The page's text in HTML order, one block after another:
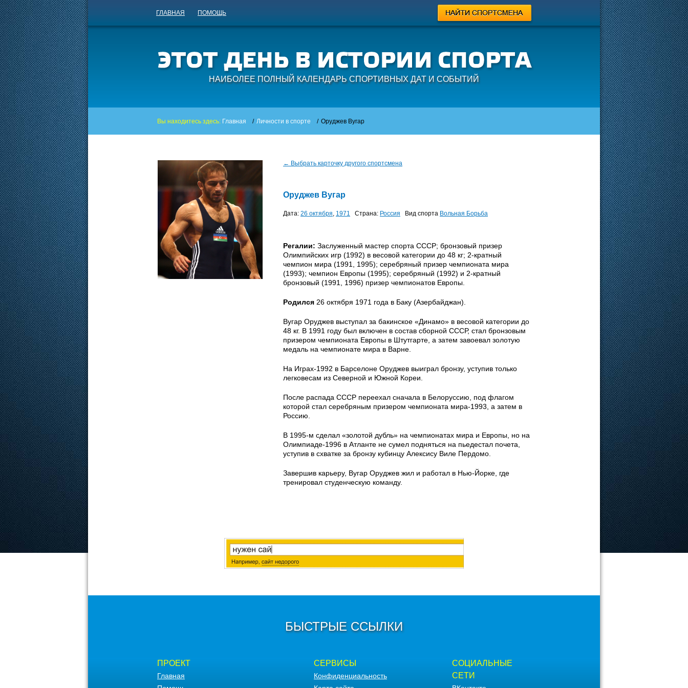
ГЛАВНАЯ ПОМОЩЬ
НАИБОЛЕЕ ПОЛНЫЙ КАЛЕНДАРЬ СПОРТИВНЫХ ДАТ И СОБЫТИЙ
Вы находитесь здесь: Главная / Личности в спорте / Оруджев Вугар
← Выбрать карточку другого спортсмена
Оруджев Вугар
Дата: 26 октября, 1971 Страна: Россия Вид спорта Вольная Борьба
Регалии: Заслуженный мастер спорта СССР; бронзовый призер
Олимпийских игр (1992) в весовой категории до 48 кг; 2-кратный
чемпион мира (1991, 1995); серебряный призер чемпионата мира
(1993); чемпион Европы (1995); серебряный (1992) и 2-кратный
бронзовый (1991, 1996) призер чемпионатов Европы.
Родился 26 октября 1971 года в Баку (Азербайджан).
Вугар Оруджев выступал за бакинское «Динамо» в весовой категории до
48 кг. В 1991 году был включен в состав сборной СССР, стал бронзовым
призером чемпионата Европы в Штутгарте, а затем завоевал золотую
медаль на чемпионате мира в Варне.
На Играх-1992 в Барселоне Оруджев выиграл бронзу, уступив только
легковесам из Северной и Южной Кореи.
После распада СССР переехал сначала в Белоруссию, под флагом
которой стал серебряным призером чемпионата мира-1993, а затем в
Россию.
В 1995-м сделал «золотой дубль» на чемпионатах мира и Европы, но на
Олимпиаде-1996 в Атланте не сумел подняться на пьедестал почета,
уступив в схватке за бронзу кубинцу Алексису Виле Пердомо.
Завершив карьеру, Вугар Оруджев жил и работал в Нью-Йорке, где
тренировал студенческую команду.
БЫСТРЫЕ ССЫЛКИ
ПРОЕКТ
Главная
СЕРВИСЫ
Конфиденциальность
СОЦИАЛЬНЫЕ
СЕТИ